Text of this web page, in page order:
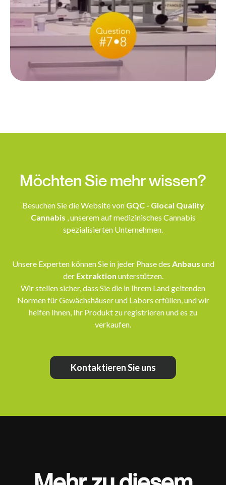
Möchten Sie mehr wissen?
Besuchen Sie die Website von GQC - Glocal Quality
Cannabis , unserem auf medizinisches Cannabis
spezialisierten Unternehmen.
Unsere Experten können Sie in jeder Phase des Anbaus und
der Extraktion unterstützen.
Wir stellen sicher, dass Sie die in Ihrem Land geltenden
Normen für Gewächshäuser und Labors erfüllen, und wir
helfen Ihnen, Ihr Produkt zu registrieren und es zu
verkaufen.
Kontaktieren Sie uns